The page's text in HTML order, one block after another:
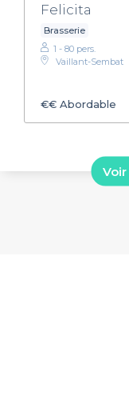
Felicita
Brasserie
1 - 80 pers.
Vaillant-Sembat
€€ Abordable